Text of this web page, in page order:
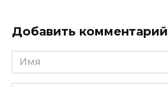
Добавить комментарий
Имя
*